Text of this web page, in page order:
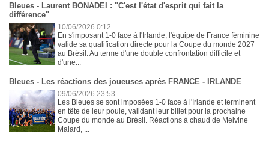
Bleues - Laurent BONADEI : "C'est l'état d'esprit qui fait la
différence"
10/06/2026 0:12
En s'imposant 1-0 face à l'Irlande, l'équipe de France féminine
valide sa qualification directe pour la Coupe du monde 2027
au Brésil. Au terme d'une double confrontation difficile et
d'une...
Bleues - Les réactions des joueuses après FRANCE - IRLANDE
09/06/2026 23:53
Les Bleues se sont imposées 1-0 face à l'Irlande et terminent
en tête de leur poule, validant leur billet pour la prochaine
Coupe du monde au Brésil. Réactions à chaud de Melvine
Malard, ...